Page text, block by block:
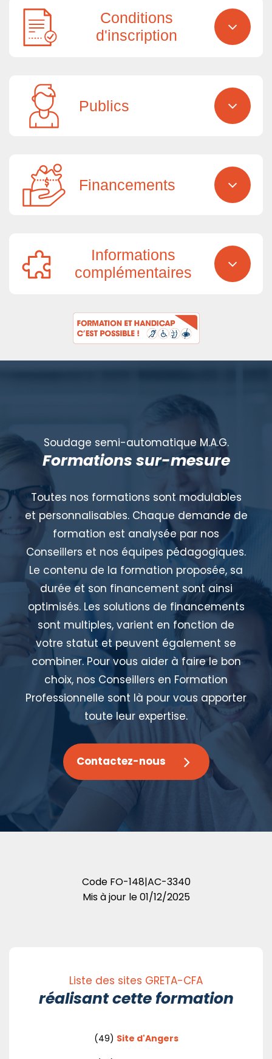
Conditions
d'inscription
Publics
Financements
Informations
complémentaires
Soudage semi-automatique M.A.G.
Formations sur-mesure
Toutes nos formations sont modulables
et personnalisables. Chaque demande de
formation est analysée par nos
Conseillers et nos équipes pédagogiques.
Le contenu de la formation proposée, sa
durée et son financement sont ainsi
optimisés. Les solutions de financements
sont multiples, varient en fonction de
votre statut et peuvent également se
combiner. Pour vous aider à faire le bon
choix, nos Conseillers en Formation
Professionnelle sont là pour vous apporter
toute leur expertise.
Contactez-nous
Code FO-148|AC-3340
Mis à jour le01/12/2025
Liste des sites GRETA-CFA
réalisant cette formation
(49) Site d'Angers